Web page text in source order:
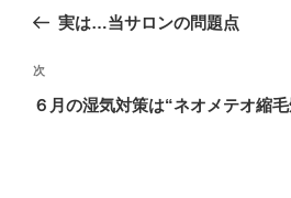
ビ
ゲ
の
稿
実は…当サロンの問題点
次
の
次
６月の湿気対策は“ネオメテオ縮